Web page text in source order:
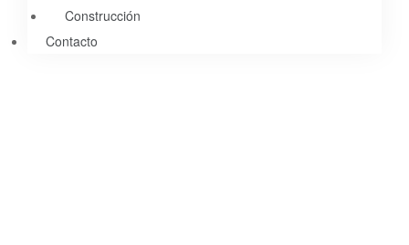
Construcción
Contacto